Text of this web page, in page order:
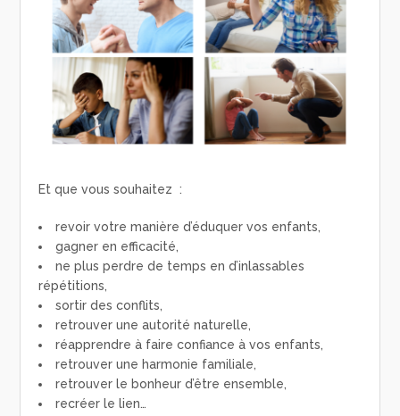
Et que vous souhaitez :
revoir votre manière d’éduquer vos enfants,
gagner en efficacité,
ne plus perdre de temps en d’inlassables
répétitions,
sortir des conflits,
retrouver une autorité naturelle,
réapprendre à faire confiance à vos enfants,
retrouver une harmonie familiale,
retrouver le bonheur d’être ensemble,
recréer le lien…